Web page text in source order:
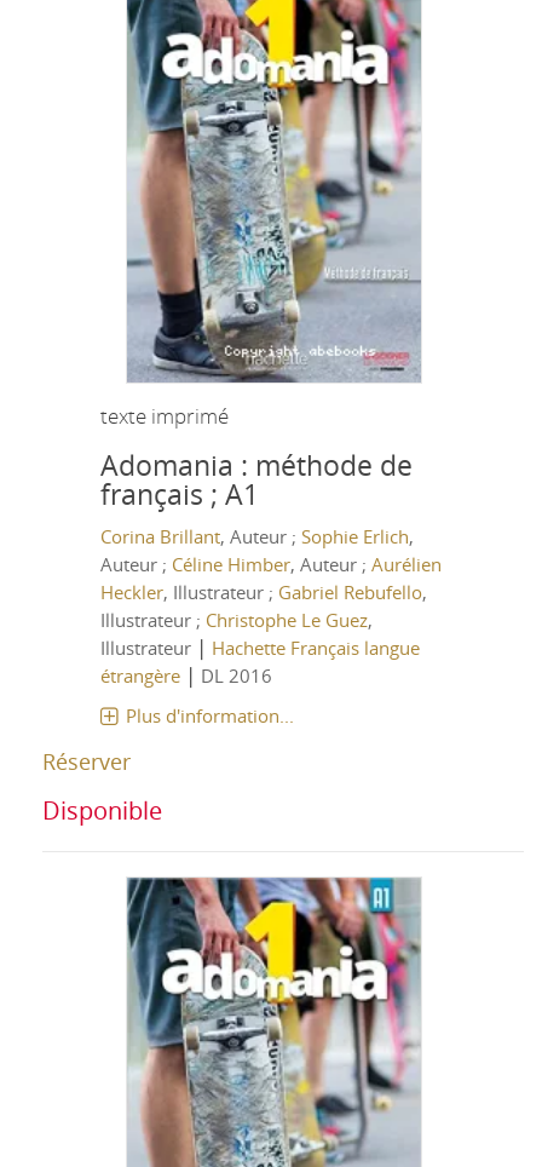
texte imprimé
Adomania : méthode de
français ; A1
Corina Brillant, Auteur ; Sophie Erlich,
Auteur ; Céline Himber, Auteur ; Aurélien
Heckler, Illustrateur ; Gabriel Rebufello,
Illustrateur ; Christophe Le Guez,
Illustrateur | Hachette Français langue
étrangère| DL 2016
Plus d'information...
Réserver
Disponible